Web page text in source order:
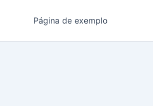
Página de exemplo